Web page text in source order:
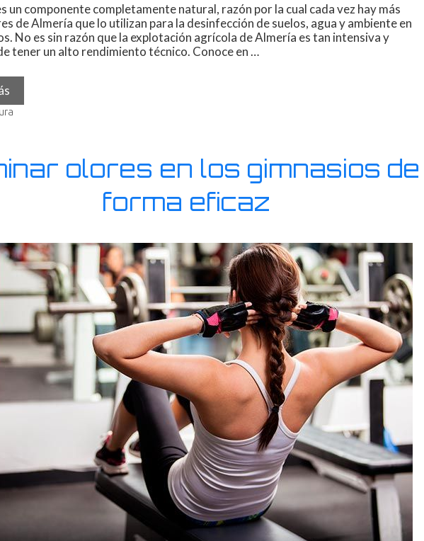
un componente completamente natural, razón por la cual cada vez hay más
de Almería que lo utilizan para la desinfección de suelos, agua y ambiente en
No es sin razón que la explotación agrícola de Almería es tan intensiva y
tener un alto rendimiento técnico. Conoce en …
olores en los gimnasios de
forma eficaz